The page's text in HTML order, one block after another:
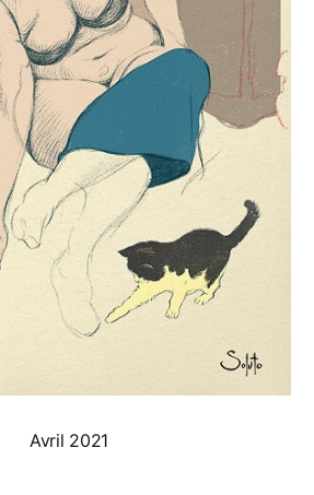
Avril 2021